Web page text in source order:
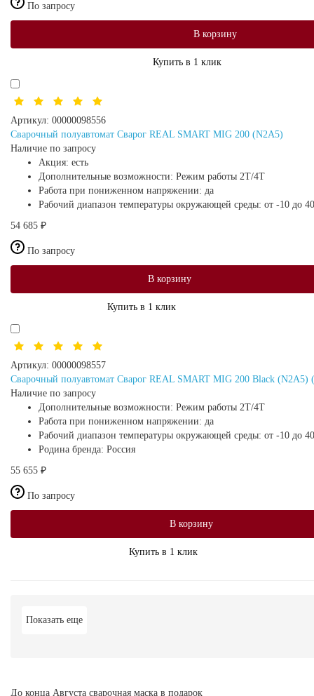
По запросу
В корзину
Купить в 1 клик
Артикул: 00000098556
Сварочный полуавтомат Сварог REAL SMART MIG 200 (N2A5)
Наличие по запросу
Акция: есть
Дополнительные возможности: Режим работы 2Т/4Т
Работа при пониженном напряжении: да
Рабочий диапазон температуры окружающей среды: от -10 до
54 685 ₽
По запросу
В корзину
Купить в 1 клик
Артикул: 00000098557
Сварочный полуавтомат Сварог REAL SMART MIG 200 Black (N2A5)
Наличие по запросу
Дополнительные возможности: Режим работы 2Т/4Т
Работа при пониженном напряжении: да
Рабочий диапазон температуры окружающей среды: от -10 до
Родина бренда: Россия
55 655 ₽
По запросу
В корзину
Купить в 1 клик
Показать еще
До конца Августа сварочная маска в подарок